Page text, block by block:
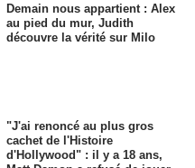
Demain nous appartient : Alex
au pied du mur, Judith
découvre la vérité sur Milo
"J'ai renoncé au plus gros
cachet de l'Histoire
d'Hollywood" : il y a 18 ans,